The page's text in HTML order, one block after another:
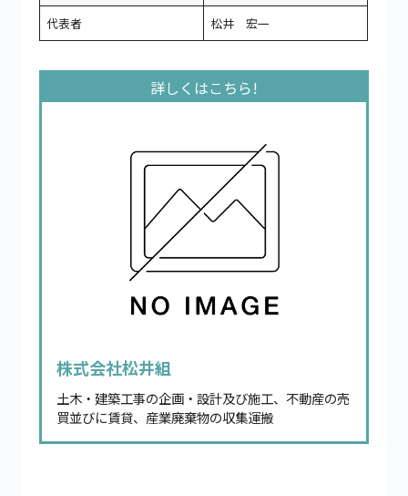
代表者
松井 宏一
株式会社松井組
土木・建築工事の企画・設計及び施工、不動産の売
買並びに賃貸、産業廃棄物の収集運搬